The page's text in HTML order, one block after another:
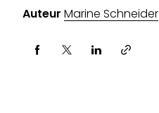
Auteur Marine Schneider
Partager via